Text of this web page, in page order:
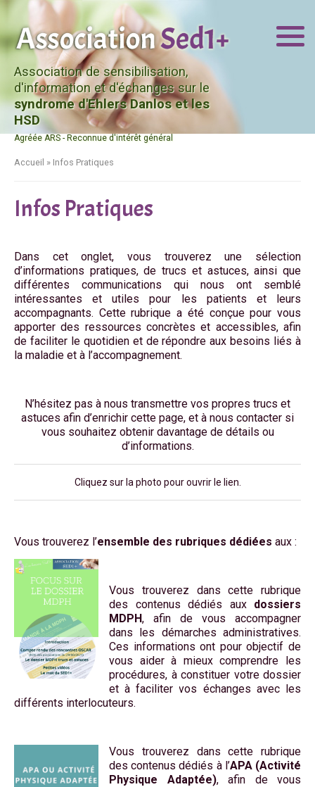
Association de sensibilisation,
d'information et d'échanges sur le
syndrome d'Ehlers Danlos et les
HSD
Agréée ARS - Reconnue d'intérêt général
Accueil » Infos Pratiques
Infos Pratiques
Dans cet onglet, vous trouverez une sélection
d’informations pratiques, de trucs et astuces, ainsi que
différentes communications qui nous ont semblé
intéressantes et utiles pour les patients et leurs
accompagnants. Cette rubrique a été conçue pour vous
apporter des ressources concrètes et accessibles, afin
de faciliter le quotidien et de répondre aux besoins liés à
la maladie et à l’accompagnement.
N’hésitez pas à nous transmettre vos propres trucs et
astuces afin d’enrichir cette page, et à nous contacter si
vous souhaitez obtenir davantage de détails ou
d’informations.
Cliquez sur la photo pour ouvrir le lien.
Vous trouverez l’ensemble des rubriques dédiées aux :
Vous trouverez dans cette rubrique
des contenus dédiés aux dossiers
MDPH, afin de vous accompagner
dans les démarches administratives.
Ces informations ont pour objectif de
vous aider à mieux comprendre les
procédures, à constituer votre dossier
et à faciliter vos échanges avec les
différents interlocuteurs.
Vous trouverez dans cette rubrique
des contenus dédiés à l’APA (Activité
Physique Adaptée), afin de vous